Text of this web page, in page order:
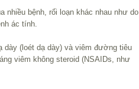
nhiều bệnh, rối loạn khác nhau như do
ác tính.
dày (loét dạ dày) và viêm đường tiêu
viêm không steroid (NSAIDs, như